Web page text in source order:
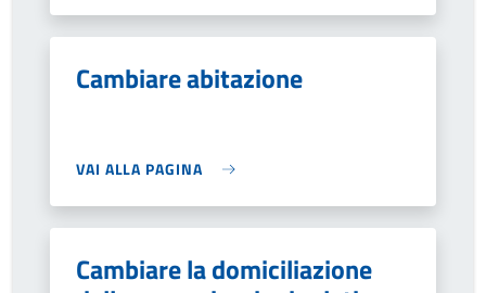
Cambiare abitazione
VAI ALLA PAGINA
Cambiare la domiciliazione